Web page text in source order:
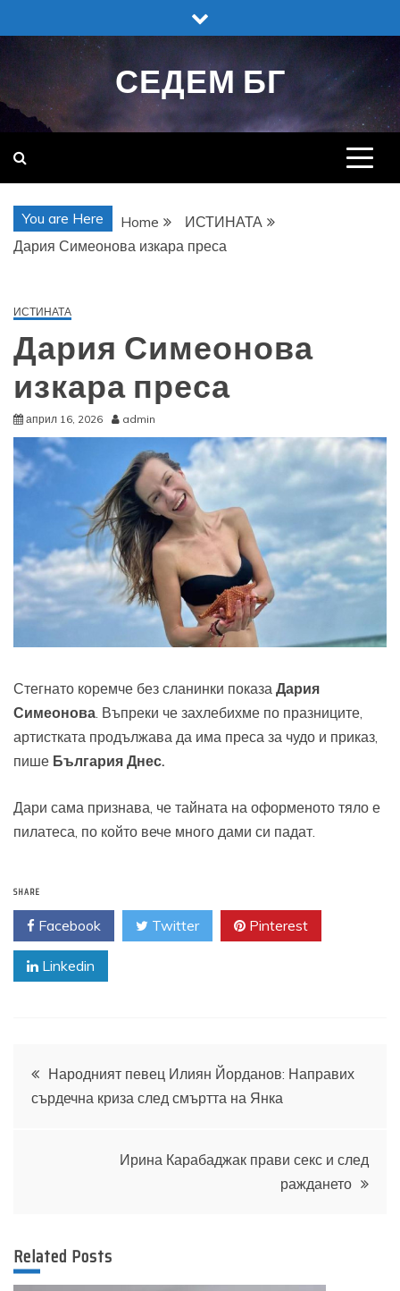
to
СЕДЕМ БГ
You are Here Home
ИСТИНАТА
Дария Симеонова изкара преса
ИСТИНАТА
Дария Симеонова
изкара преса
април 16, 2026 admin
Стегнато коремче без сланинки показа Дария
Симеонова. Въпреки че захлебихме по празниците,
артистката продължава да има преса за чудо и приказ,
пише България Днес.
Дари сама признава, че тайната на оформеното тяло е
пилатеса, по който вече много дами си падат.
SHARE
Facebook Twitter Pinterest
Linkedin
Навигация
Народният певец Илиян Йорданов: Направих
сърдечна криза след смъртта на Янка
Ирина Карабаджак прави секс и след
раждането
Related Posts